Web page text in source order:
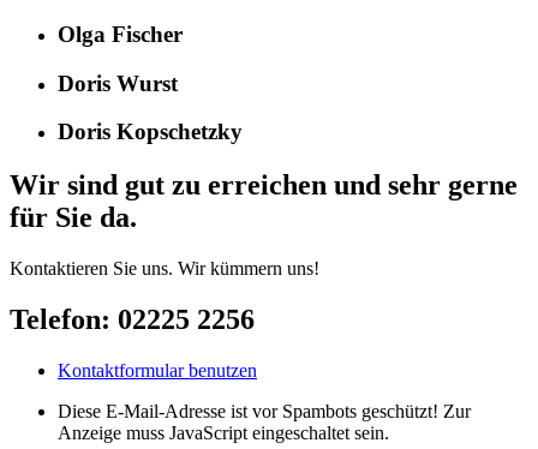
Olga Fischer
Doris Wurst
Doris Kopschetzky
Wir sind gut zu er­reich­en und sehr gerne
für Sie da.
Kontaktieren Sie uns. Wir kümmern uns!
Telefon: 02225 2256
Kontaktformular benutzen
Diese E-Mail-Adresse ist vor Spambots geschützt! Zur
Anzeige muss JavaScript eingeschaltet sein.